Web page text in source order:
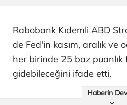
Rabobank Kıdemli ABD
de Fed'in kasım, aralık ve
her birinde 25 baz
gidebileceğini ifade etti.
Haberin